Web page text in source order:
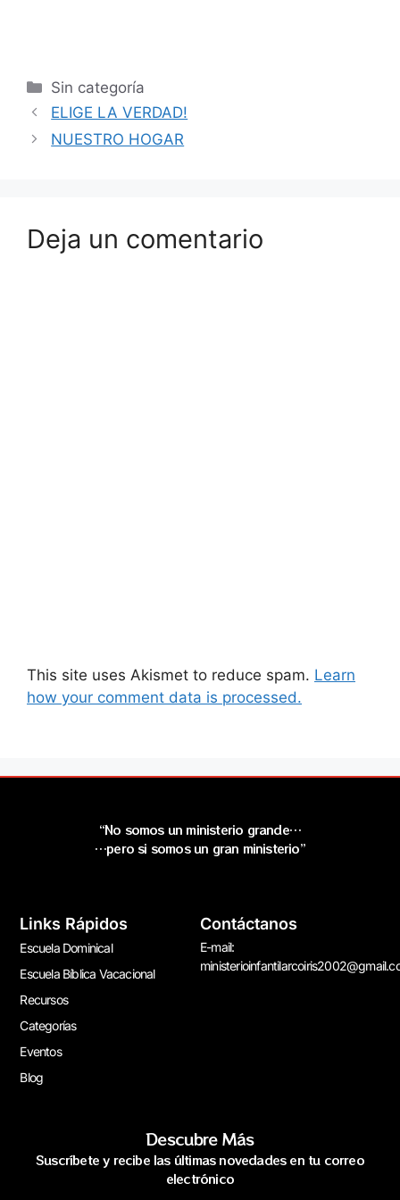
Sin categoría
ELIGE LA VERDAD!
NUESTRO HOGAR
Deja un comentario
This site uses Akismet to reduce spam. Learn
how your comment data is processed.
“No somos un ministerio grande…
…pero si somos un gran ministerio”
Links Rápidos
Escuela Dominical
Escuela Bíblica Vacacional
Recursos
Categorías
Eventos
Blog
Contáctanos
E-mail:
Descubre Más
Suscríbete y recibe las últimas novedades en tu correo
electrónico